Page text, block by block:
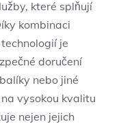
které splňují
kombinaci
je
doručení
nebo jiné
vysokou kvalitu
nejen jejich